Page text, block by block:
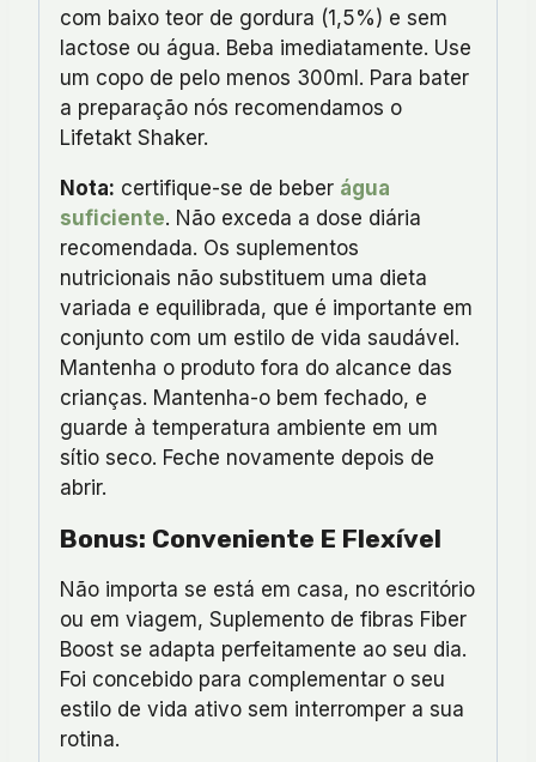
com baixo teor de gordura (1,5%) e sem
lactose ou água. Beba imediatamente. Use
um copo de pelo menos 300ml. Para bater
a preparação nós recomendamos o
Lifetakt Shaker.
Nota: certifique-se de beber água
suficiente. Não exceda a dose diária
recomendada. Os suplementos
nutricionais não substituem uma dieta
variada e equilibrada, que é importante em
conjunto com um estilo de vida saudável.
Mantenha o produto fora do alcance das
crianças. Mantenha-o bem fechado, e
guarde à temperatura ambiente em um
sítio seco. Feche novamente depois de
abrir.
Bonus: Conveniente E Flexível
Não importa se está em casa, no escritório
ou em viagem, Suplemento de fibras Fiber
Boost se adapta perfeitamente ao seu dia.
Foi concebido para complementar o seu
estilo de vida ativo sem interromper a sua
rotina.